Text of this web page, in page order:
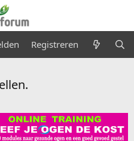
Registreren